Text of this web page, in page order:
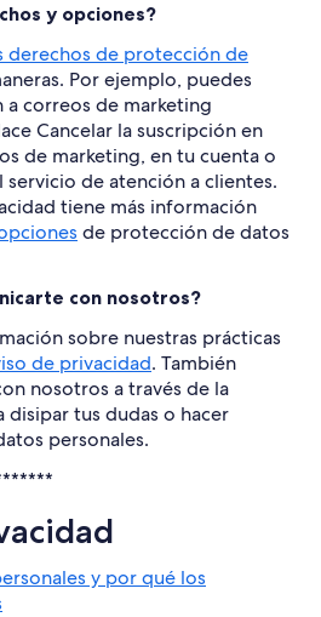
y opciones?
derechos de protección de
Por ejemplo, puedes
a correos de marketing
Cancelar la suscripción en
de marketing, en tu cuenta o
de atención a clientes.
tiene más información
de protección de datos
con nosotros?
sobre nuestras prácticas
de privacidad. También
nosotros a través de la
disipar tus dudas o hacer
personales.
y por qué los